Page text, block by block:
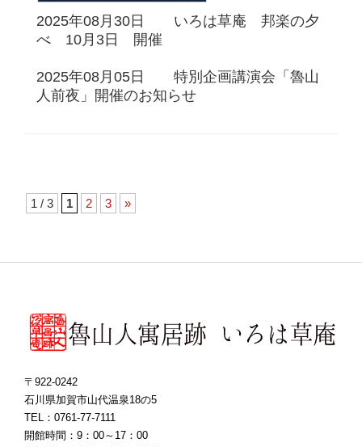
2025年08月30日 いろは草庵 邦楽の夕
べ 10月3日 開催
2025年08月05日 特別企画講演会「魯山
人前夜」開催のお知らせ
1 / 3 1 2 3 »
〒922-0242
石川県加賀市山代温泉18の5
TEL：0761-77-7111
開館時間：9：00～17：00